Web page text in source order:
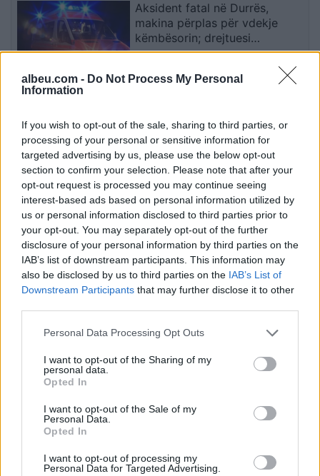
albeu.com - Do Not Process My Personal
Information
If you wish to opt-out of the sale, sharing to third parties, or
processing of your personal or sensitive information for
targeted advertising by us, please use the below opt-out
section to confirm your selection. Please note that after your
opt-out request is processed you may continue seeing
interest-based ads based on personal information utilized by
us or personal information disclosed to third parties prior to
your opt-out. You may separately opt-out of the further
disclosure of your personal information by third parties on the
IAB’s list of downstream participants. This information may
also be disclosed by us to third parties on the IAB’s List of
Downstream Participants that may further disclose it to other
Personal Data Processing Opt Outs
I want to opt-out of the Sharing of my
personal data.
Opted In
I want to opt-out of the Sale of my
Personal Data.
Opted In
I want to opt-out of processing my
Personal Data for Targeted Advertising.
Aksident fatal në Durrës,
makina përplas për vdekje
këmbësorin; drejtuesi
shoqërohet në polici
ndëshkohet me të kuq dhe
gjobë
Esim for Global
Esim for USA|Esim for Italy| Esim for Spain|Esim